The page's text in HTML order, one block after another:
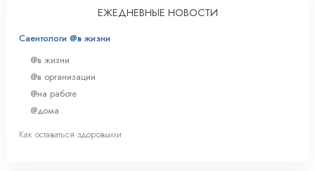
ЕЖЕДНЕВНЫЕ НОВОСТИ
Саентологи @в жизни
@в жизни
@в организации
@на работе
@дома
Как оставаться здоровыми